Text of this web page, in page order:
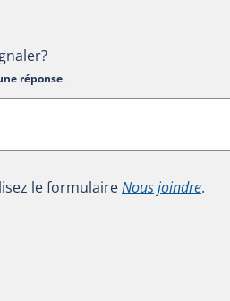
réponse.
le formulaireNous joindre.